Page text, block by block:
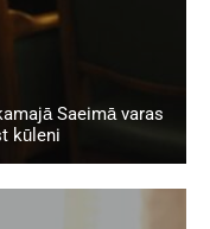
Saeimā varas
kūleni